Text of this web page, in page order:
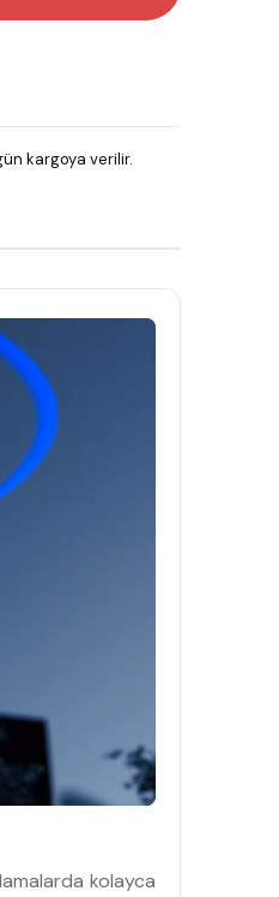
kargoya verilir.
kolayca